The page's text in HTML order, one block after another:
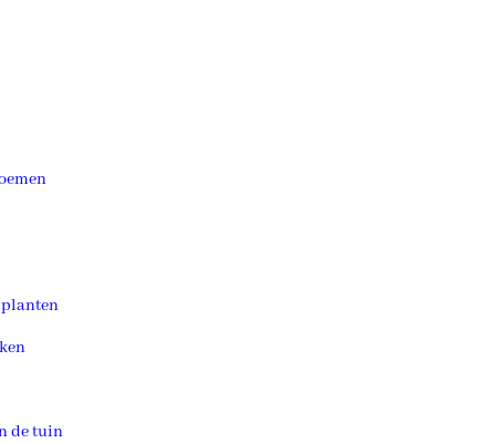
de tuin